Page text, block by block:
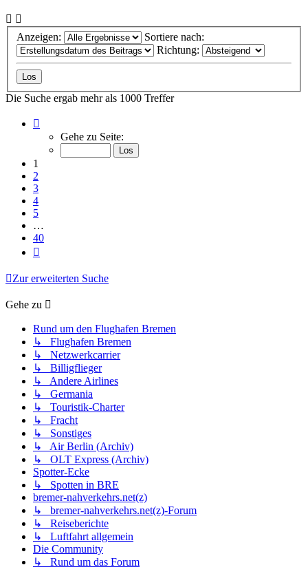
Anzeigen:
Sortiere nach:
Richtung:
Die Suche ergab mehr als 1000 Treffer
von
Gehe zu Seite:
1
2
3
4
5
…
40
Zur erweiterten Suche
Gehe zu
Rund um den Flughafen Bremen
↳ Flughafen Bremen
↳ Netzwerkcarrier
↳ Billigflieger
↳ Andere Airlines
↳ Germania
↳ Touristik-Charter
↳ Fracht
↳ Sonstiges
↳ Air Berlin (Archiv)
↳ OLT Express (Archiv)
Spotter-Ecke
↳ Spotten in BRE
bremer-nahverkehrs.net(z)
↳ bremer-nahverkehrs.net(z)-Forum
↳ Reiseberichte
↳ Luftfahrt allgemein
Die Community
↳ Rund um das Forum